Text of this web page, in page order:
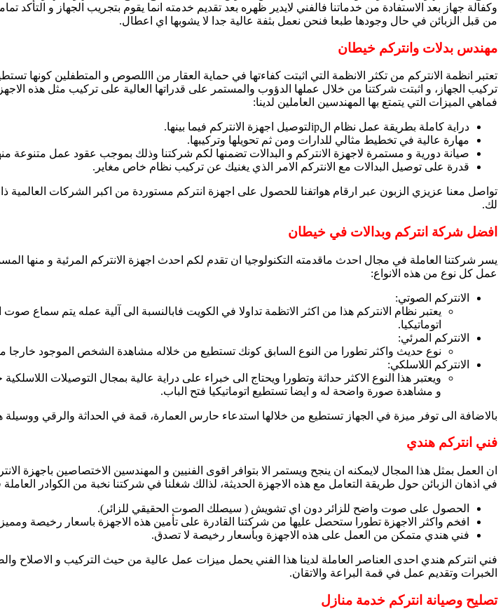
وكفالة جهاز بعد الاستفادة من خدماتنا فالفني لايدير ظهره بعد تقديم خدمته انما يقوم بتجريب الجهاز و
من قبل الزبائن في حال وجودها طبعا فنحن نعمل بثفة عالية جدا لا يشوبها اي اعطال.
مهندس بدلات وانتركم خيطان
تعتبر انظمة الانتركم من تكثر الانظمة التي اثبتت كفاءتها في حماية العقار من االلصوص و المتطفلين
تركيب الجهاز، و اثبتت شركتنا من خلال عملها الدؤوب والمستمر على قدراتها العالية على تركيب مثل هذه
فماهي الميزات التي يتمتع بها المهندسين العاملين لدينا:
دراية كاملة بطريقة عمل نظام الipلتوصيل اجهزة الانتركم فيما بينها.
مهارة عالية في تخطيط مثالي للدارات ومن ثم تحويلها وتركيبها.
صيانة دورية و مستمرة لاجهزة الانتركم و البدالات تضمنها لكم شركتنا وذلك بموجب عقود عمل متنوعة
قدرة على توصيل البدالات مع الانتركم الامر الذي يغنيك عن تركيب نظام خاص مغاير.
تواصل معنا عزيزي الزبون عبر ارقام هواتفنا للحصول على اجهزة انتركم مستوردة من اكبر الشركات
لك.
افضل شركة انتركم وبدالات في خيطان
يسر شركتنا العاملة في مجال احدث ماقدمته التكنولوجيا ان تقدم لكم احدث اجهزة الانتركم المرئية و منها
عمل كل نوع من هذه الانواع:
الانتركم الصوتي:
يعتبر نظام الانتركم هذا من اكثر الاتظمة تداولا في الكويت فابالنسبة الى آلية عمله يتم سماع
اتوماتيكيا.
الانتركم المرئي:
نوع حديث واكثر تطورا من النوع السابق كونك تستطيع من خلاله مشاهدة الشخص الموجود خارجا
الانتركم اللاسلكي:
ويعتبر هذا النوع الاكثر حداثة وتطورا ويحتاج الى خبراء على دراية عالية بمجال التوصيلات
و مشاهدة صورة واضحة له و ايضا تستطيع اتوماتيكيا فتح الباب.
بالاضافة الى توفر ميزة في الجهاز تستطيع من خلالها استدعاء حارس العمارة، قمة في الحداثة والرقي ووسيلة
فني انتركم هندي
ان العمل بمثل هذا المجال لايمكنه ان ينجح ويستمر الا بتوافر اقوى الفنيين و المهندسين الاختصاصين باجهزة
في اذهان الزبائن حول طريقة التعامل مع هذه الاجهزة الحديثة، لذالك شغلنا في شركتنا نخبة من الكوادر
الحصول على صوت واضح للزائر دون اي تشويش ( سيصلك الصوت الحقيقي للزائر).
افخم واكثر الاجهزة تطورا ستحصل عليها من شركتنا القادرة على تأمين هذه الاجهزة باسعار رخيصة
فني هندي متمكن من العمل على هذه الاجهزة وبأسعار رخيصة لا تصدق.
فني انتركم هندي احدى العناصر العاملة لدينا هذا الفني يحمل ميزات عمل عالية من حيث التركيب و الاصلاح
الخبرات وتقديم عمل في قمة البراعة والاتقان.
تصليح وصيانة انتركم خدمة منازل